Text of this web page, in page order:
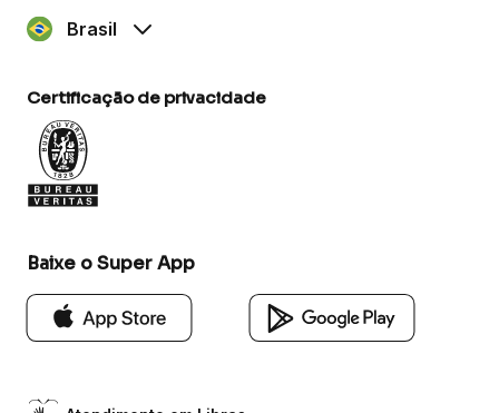
Brasil
Certificação de privacidade
Baixe o Super App